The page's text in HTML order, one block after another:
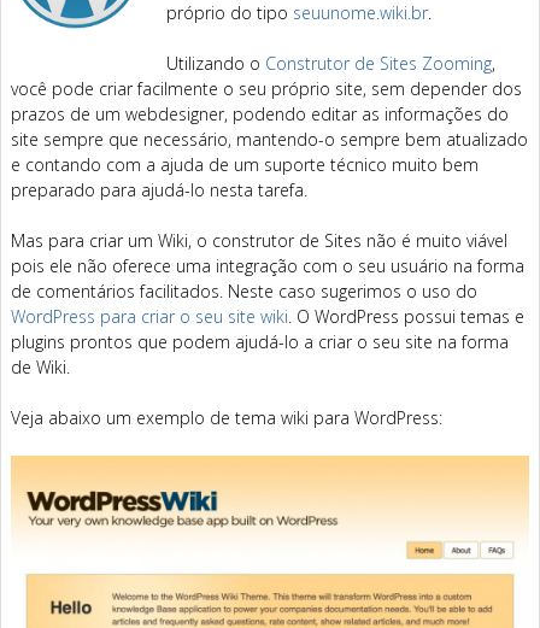
próprio do tipo seuunome.wiki.br.
Utilizando o Construtor de Sites Zooming,
você pode criar facilmente o seu próprio site, sem depender dos
prazos de um webdesigner, podendo editar as informações do
site sempre que necessário, mantendo-o sempre bem atualizado
e contando com a ajuda de um suporte técnico muito bem
preparado para ajudá-lo nesta tarefa.
Mas para criar um Wiki, o construtor de Sites não é muito viável
pois ele não oferece uma integração com o seu usuário na forma
de comentários facilitados. Neste caso sugerimos o uso do
WordPress para criar o seu site wiki. O WordPress possui temas e
plugins prontos que podem ajudá-lo a criar o seu site na forma
de Wiki.
Veja abaixo um exemplo de tema wiki para WordPress: